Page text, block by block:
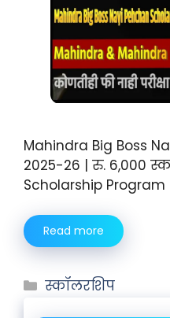
Mahindra Big Boss
2025-26 | रु. 6,000
Scholarship
Read more
स्कॉलरशिप